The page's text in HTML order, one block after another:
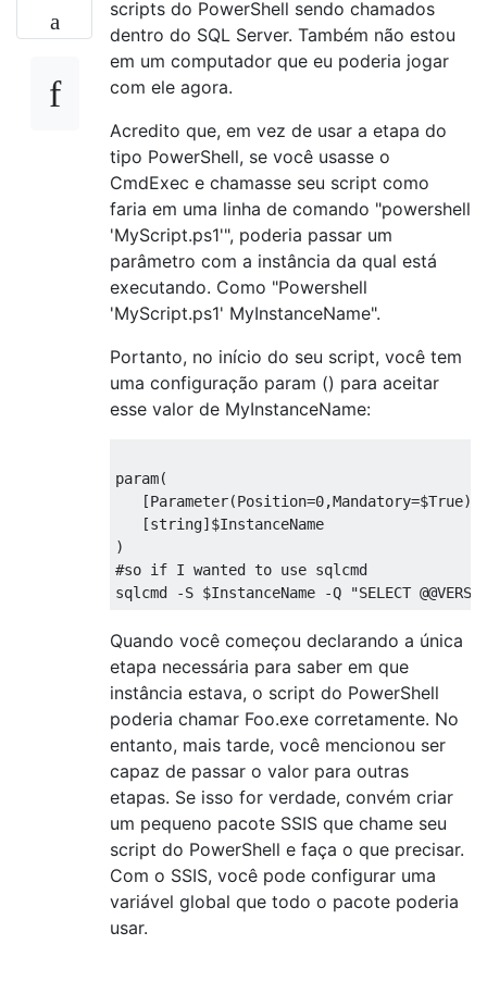
scripts do PowerShell sendo chamados
dentro do SQL Server. Também não estou
em um computador que eu poderia jogar
com ele agora.
Acredito que, em vez de usar a etapa do
tipo PowerShell, se você usasse o
CmdExec e chamasse seu script como
faria em uma linha de comando "powershell
'MyScript.ps1'", poderia passar um
parâmetro com a instância da qual está
executando. Como "Powershell
'MyScript.ps1' MyInstanceName".
Portanto, no início do seu script, você tem
uma configuração param () para aceitar
esse valor de MyInstanceName:
param(
[Parameter(Position=0,Mandatory=$True)]
[string]$
)
#so if I wanted to use sqlcmd
sqlcmd
-S $InstanceName -Q "SELECT
Quando você começou declarando a única
etapa necessária para saber em que
instância estava, o script do PowerShell
poderia chamar Foo.exe corretamente. No
entanto, mais tarde, você mencionou ser
capaz de passar o valor para outras
etapas. Se isso for verdade, convém criar
um pequeno pacote SSIS que chame seu
script do PowerShell e faça o que precisar.
Com o SSIS, você pode configurar uma
variável global que todo o pacote poderia
usar.